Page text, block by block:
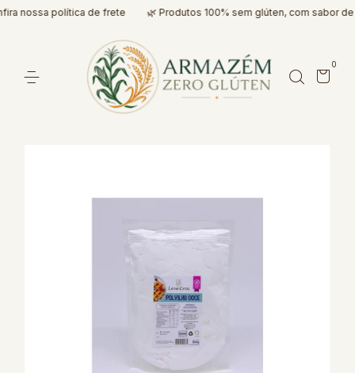
nossa política de frete 🌿 Produtos 100% sem glúten, com sabor de
0